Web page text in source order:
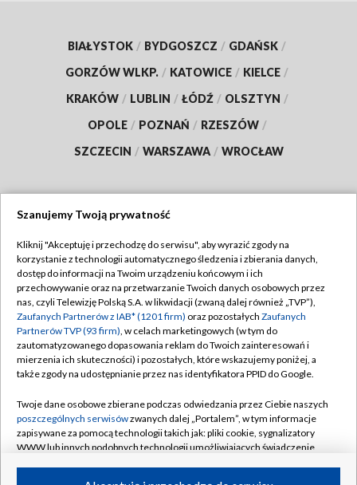
BIAŁYSTOK / BYDGOSZCZ / GDAŃSK /
GORZÓW WLKP. / KATOWICE / KIELCE /
KRAKÓW / LUBLIN / ŁÓDŹ / OLSZTYN /
OPOLE / POZNAŃ / RZESZÓW /
SZCZECIN / WARSZAWA / WROCŁAW
TVP
Abonament TVP
Emisja w TVP
Centrum informacji TVP
Naziemna Telewizja Cyfrowa
Rada Programowa
System NOS
Informacje o nadawcy
Regulamin TVP
Polityka prywatności
Moje zgody
Pomoc
Kontakt
Kanały
Szanujemy Twoją prywatność
Kliknij "Akceptuję i przechodzę do serwisu", aby wyrazić zgody na
korzystanie z technologii automatycznego śledzenia i zbierania danych,
dostęp do informacji na Twoim urządzeniu końcowym i ich
przechowywanie oraz na przetwarzanie Twoich danych osobowych przez
nas, czyli Telewizję Polską S.A. w likwidacji (zwaną dalej również „TVP”),
Zaufanych Partnerów z IAB* (1201 firm) oraz pozostałych Zaufanych
Partnerów TVP (93 firm), w celach marketingowych (w tym do
zautomatyzowanego dopasowania reklam do Twoich zainteresowań i
mierzenia ich skuteczności) i pozostałych, które wskazujemy poniżej, a
także zgody na udostępnianie przez nas identyfikatora PPID do Google.
Twoje dane osobowe zbierane podczas odwiedzania przez Ciebie naszych
poszczególnych serwisówzwanych dalej „Portalem”, w tym informacje
zapisywane za pomocą technologii takich jak: pliki cookie, sygnalizatory
WWW lub innych podobnych technologii umożliwiających świadczenie